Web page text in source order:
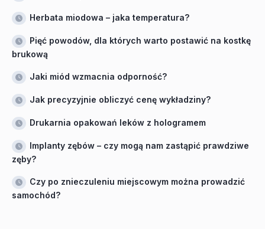
Herbata miodowa – jaka temperatura?
Pięć powodów, dla których warto postawić na kostkę
brukową
Jaki miód wzmacnia odporność?
Jak precyzyjnie obliczyć cenę wykładziny?
Drukarnia opakowań leków z hologramem
Implanty zębów – czy mogą nam zastąpić prawdziwe
zęby?
Czy po znieczuleniu miejscowym można prowadzić
samochód?